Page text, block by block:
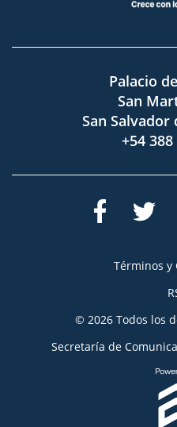
Palacio
San
San Salvador
+54
Términos y
© 2026 Todos los
Secretaría de